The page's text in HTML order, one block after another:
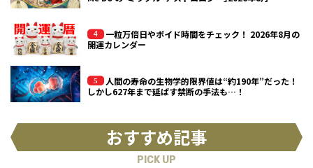
一粒万倍日やボイド時間をチェック！ 2026年8月の
開運カレンダー
人間の寿命の生物学的限界値は“約190年”だった！
しかし627年まで延ばす禁断の手法も…！
おすすめ記事
PICK UP